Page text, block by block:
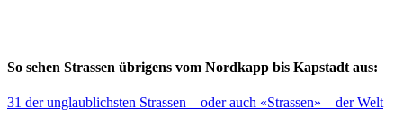
So sehen Strassen übrigens vom Nordkapp bis Kapstadt aus:
31 der unglaublichsten Strassen – oder auch «Strassen» – der Welt